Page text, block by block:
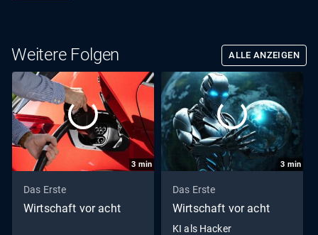
Weitere Folgen ALLE ANZEIGEN
3 min
Das Erste
Wirtschaft vor acht
3 min
Das Erste
Wirtschaft vor acht
KI als Hacker